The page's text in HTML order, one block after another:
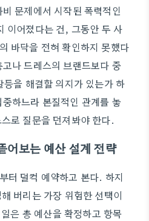
문제에서 시작된 폭력적인
이어졌다는 건, 그동안 두 사
바닥을 전혀 확인하지 못했다
나 드레스의 브랜드보다 중
을 해결할 의지가 있는가 하
하느라 본질적인 관계를 놓
로 질문을 던져봐야 한다.
어보는 예산 설계 전략
터 덜컥 예약하고 본다. 하지
버리는 가장 위험한 선택이
은 총 예산을 확정하고 항목